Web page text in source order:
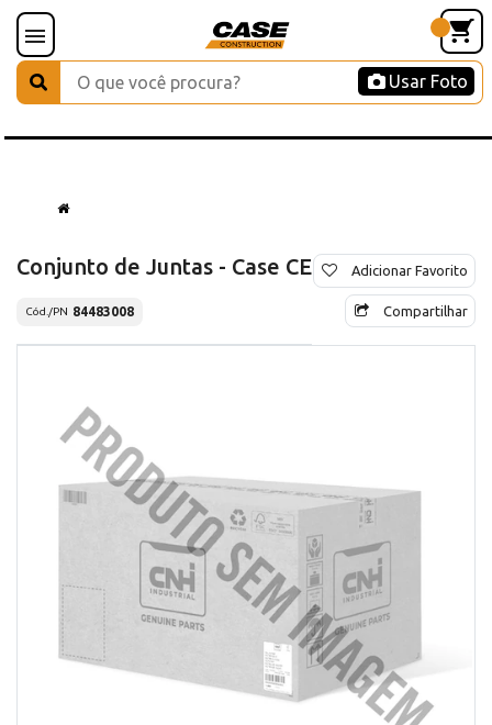
Usar Foto
Conjunto de Juntas - Case CE
Cód./PN 84483008
Adicionar Favorito
Compartilhar